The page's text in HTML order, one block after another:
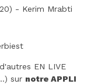
- Kerim Mrabti
EN LIVE
sur notre APPLI